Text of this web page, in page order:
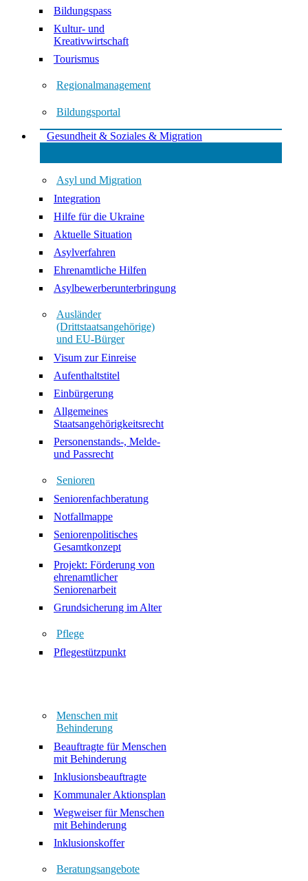
Bildungspass
Kultur- und
Kreativwirtschaft
Tourismus
Regionalmanagement
Bildungsportal
Gesundheit & Soziales & Migration
Asyl und Migration
Integration
Hilfe für die Ukraine
Aktuelle Situation
Asylverfahren
Ehrenamtliche Hilfen
Asylbewerberunterbringung
Ausländer
(Drittstaatsangehörige)
und EU-Bürger
Visum zur Einreise
Aufenthaltstitel
Einbürgerung
Allgemeines
Staatsangehörigkeitsrecht
Personenstands-, Melde-
und Passrecht
Senioren
Seniorenfachberatung
Notfallmappe
Seniorenpolitisches
Gesamtkonzept
Projekt: Förderung von
ehrenamtlicher
Seniorenarbeit
Grundsicherung im Alter
Pflege
Pflegestützpunkt
Menschen mit
Behinderung
Beauftragte für Menschen
mit Behinderung
Inklusionsbeauftragte
Kommunaler Aktionsplan
Wegweiser für Menschen
mit Behinderung
Inklusionskoffer
Beratungsangebote